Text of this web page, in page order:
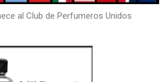
al Club de Perfumeros Unidos